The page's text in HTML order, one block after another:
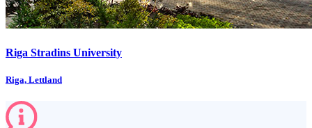
Riga Stradins University
Riga, Lettland